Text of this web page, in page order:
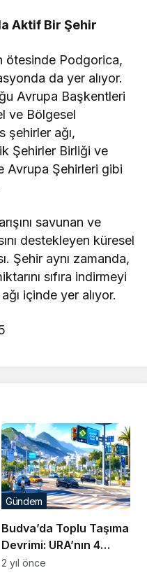
Aktif Bir Şehir
ötesinde Podgorica,
da yer alıyor.
Avrupa Başkentleri
ve Bölgesel
şehirler ağı,
Şehirler Birliği ve
Avrupa Şehirleri gibi
savunan ve
destekleyen küresel
Şehir aynı zamanda,
sıfıra indirmeyi
içinde yer alıyor.
Budva’da Toplu Taşıma
Devrimi: URA’nın 4
Adımlı Planı
Gündem
2 yıl önce